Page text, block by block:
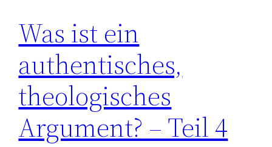
Was ist ein
authentisches,
theologisches
Argument? – Teil 4